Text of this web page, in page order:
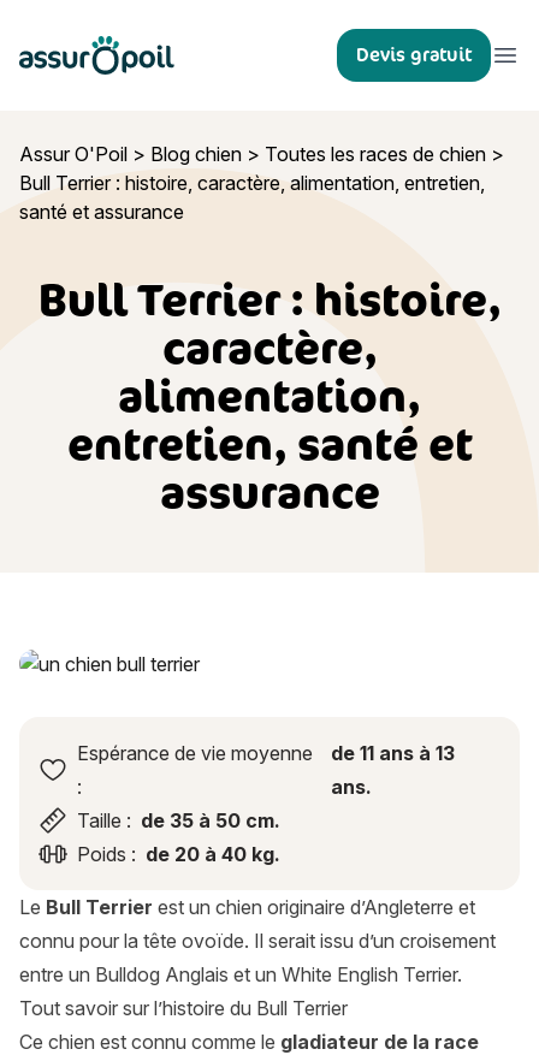
Assur O'Poil Devis gratuit
Assur O'Poil > Blog chien > Toutes les races de chien >
Bull Terrier : histoire, caractère, alimentation, entretien,
santé et assurance
Bull Terrier : histoire,
caractère,
alimentation,
entretien, santé et
assurance
Bull Terrier : histoire, caractère, alimentation, entretien,
Espérance de vie moyenne
:
de 11 ans à 13
ans.
Taille : de 35 à 50 cm.
Poids : de 20 à 40 kg.
Le Bull Terrier est un chien originaire d’Angleterre et
connu pour la tête ovoïde. Il serait issu d’un croisement
entre un Bulldog Anglais et un White English Terrier.
Tout savoir sur l’histoire du Bull Terrier
Ce chien est connu comme le gladiateur de la race